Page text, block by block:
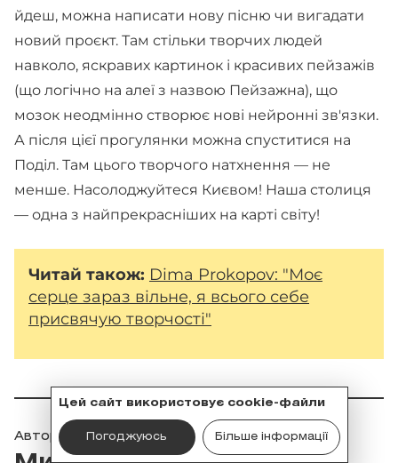
йдеш, можна написати нову пісню чи вигадати
новий проєкт. Там стільки творчих людей
навколо, яскравих картинок і красивих пейзажів
(що логічно на алеї з назвою Пейзажна), що
мозок неодмінно створює нові нейронні зв'язки.
А після цієї прогулянки можна спуститися на
Поділ. Там цього творчого натхнення — не
менше. Насолоджуйтеся Києвом! Наша столиця
— одна з найпрекрасніших на карті світу!
Читай також: Dima Prokopov: "Моє
серце зараз вільне, я всього себе
присвячую творчості"
Автор
Цей сайт використовує cookie-файли
Погоджуюсь Більше інформації